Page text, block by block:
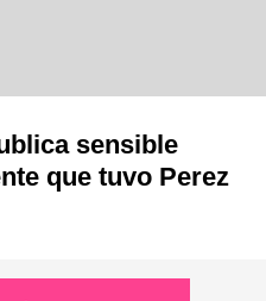
sensible
que tuvo Perez